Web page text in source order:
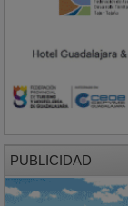
PUBLICIDAD